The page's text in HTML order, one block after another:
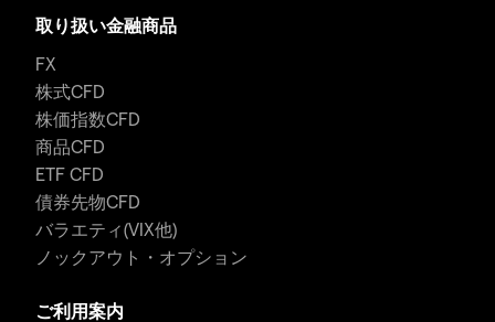
取り扱い金融商品
FX
株式CFD
株価指数CFD
商品CFD
ETF CFD
債券先物CFD
バラエティ(VIX他)
ノックアウト・オプション
ご利用案内